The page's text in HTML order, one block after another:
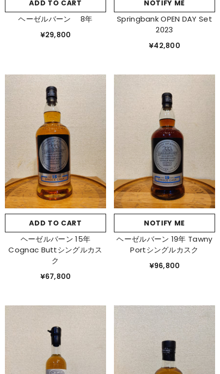
ADD TO CART
ヘーゼルバーン 8年
¥29,800
NOTIFY ME
Springbank OPEN DAY Set
2023
¥42,800
ADD TO CART
ヘーゼルバーン 15年
Cognac Buttシングルカス
ク
¥67,800
NOTIFY ME
ヘーゼルバーン 19年 Tawny
Portシングルカスク
¥96,800